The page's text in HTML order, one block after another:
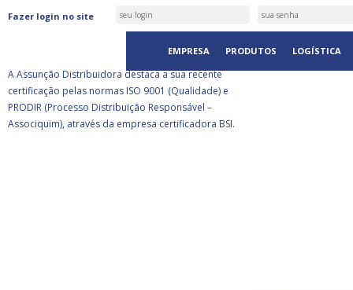
Fazer login no site
EMPRESA PRODUTOS LOGÍSTICA
ASSUNÇÃO DISTRIBUIDORA É
CERTIFICADA PELA BSI
A Assunção Distribuidora destaca a sua recente
certificação pelas normas ISO 9001 (Qualidade) e
PRODIR (Processo Distribuição Responsável –
Associquim), através da empresa certificadora BSI.